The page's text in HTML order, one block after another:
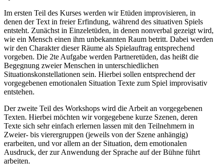
Im ersten Teil des Kurses werden wir Etüden improvisieren, in
denen der Text in freier Erfindung, während des situativen Spiels
entsteht. Zunächst in Einzeletüden, in denen nonverbal gezeigt wird,
wie ein Mensch einen ihm unbekannten Raum betritt. Dabei werden
wir den Charakter dieser Räume als Spielauftrag entsprechend
vorgeben. Die 2te Aufgabe werden Partneretüden, das heißt die
Begegnung zweier Menschen in unterschiedlichen
Situationskonstellationen sein. Hierbei sollen entsprechend der
vorgegebenen emotionalen Situation Texte zum Spiel improvisativ
entstehen.
Der zweite Teil des Workshops wird die Arbeit an vorgegebenen
Texten. Hierbei möchten wir vorgegebene kurze Szenen, deren
Texte sich sehr einfach erlernen lassen mit den Teilnehmern in
Zweier- bis vierergruppen (jeweils von der Szene anhängig)
erarbeiten, und vor allem an der Situation, dem emotionalen
Ausdruck, der zur Anwendung der Sprache auf der Bühne führt
arbeiten.